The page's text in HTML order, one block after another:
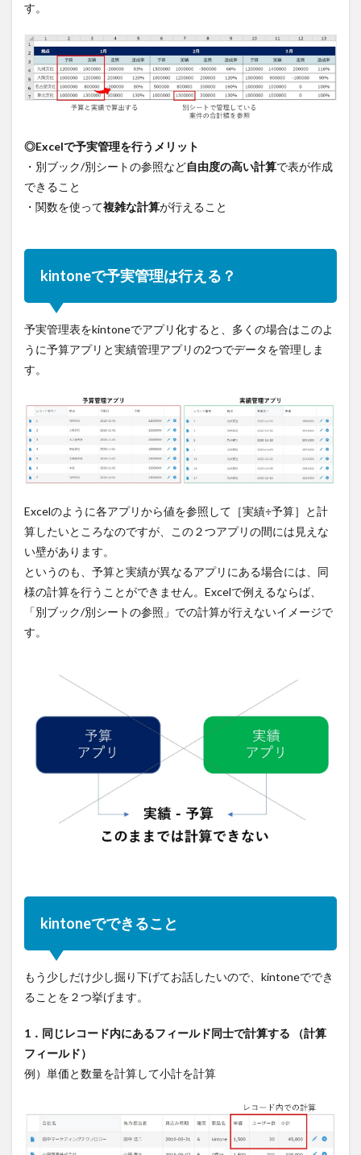
す。
◎Excelで予実管理を行うメリット
・別ブック/別シートの参照など自由度の高い計算で表が作成
できること
・関数を使って複雑な計算が行えること
kintoneで予実管理は行える？
予実管理表をkintoneでアプリ化すると、多くの場合はこのよ
うに予算アプリと実績管理アプリの2つでデータを管理しま
す。
Excelのように各アプリから値を参照して［実績÷予算］と計
算したいところなのですが、この２つアプリの間には見えな
い壁があります。
というのも、予算と実績が異なるアプリにある場合には、同
様の計算を行うことができません。Excelで例えるならば、
「別ブック/別シートの参照」での計算が行えないイメージで
す。
kintoneでできること
もう少しだけ少し掘り下げてお話したいので、kintoneででき
ることを２つ挙げます。
1．同じレコード内にあるフィールド同士で計算する （計算
フィールド）
例）単価と数量を計算して小計を計算